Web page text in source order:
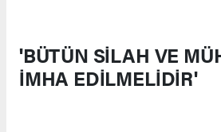
'BÜTÜN SİLAH VE
İMHA EDİLMELİDİR'